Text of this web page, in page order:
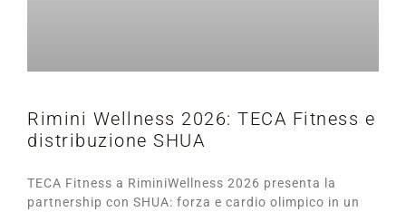
Rimini Wellness 2026: TECA Fitness e
distribuzione SHUA
TECA Fitness a RiminiWellness 2026 presenta la
partnership con SHUA: forza e cardio olimpico in un